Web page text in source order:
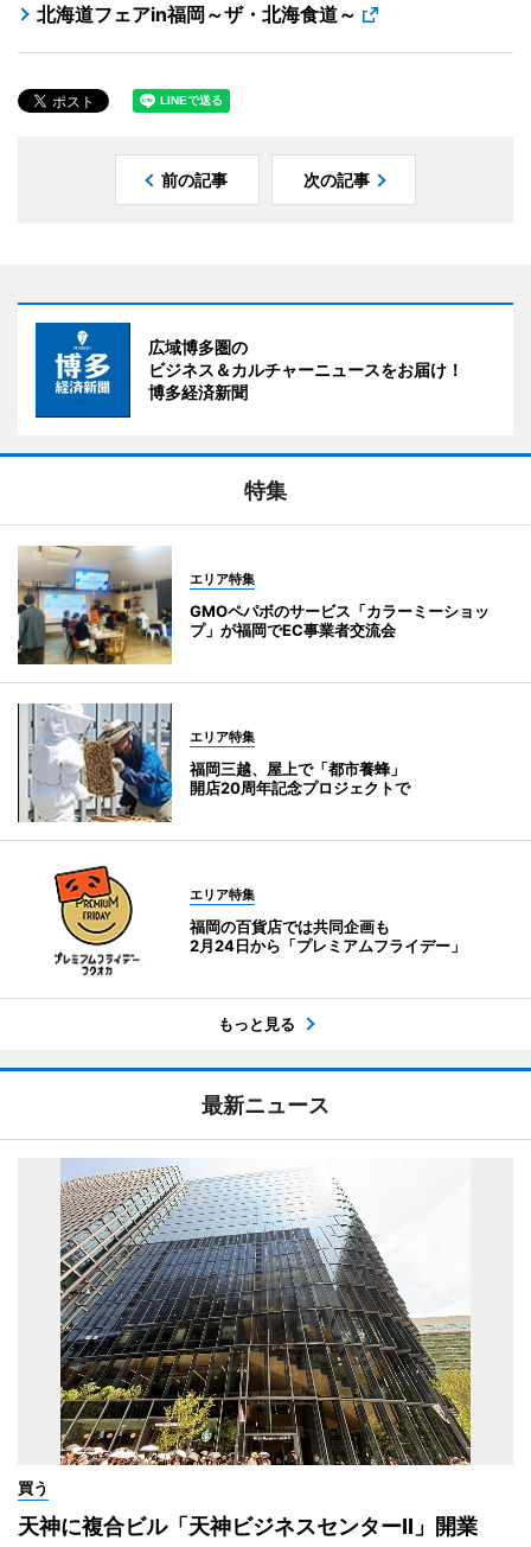
北海道フェアin福岡～ザ・北海食道～
前の記事 次の記事
広域博多圏の
ビジネス＆カルチャーニュースをお届け！
博多経済新聞
特集
エリア特集
GMOペパボのサービス「カラーミーショッ
プ」が福岡でEC事業者交流会
エリア特集
福岡三越、屋上で「都市養蜂」
開店20周年記念プロジェクトで
エリア特集
福岡の百貨店では共同企画も
2月24日から「プレミアムフライデー」
もっと見る
最新ニュース
買う
天神に複合ビル「天神ビジネスセンターII」開業